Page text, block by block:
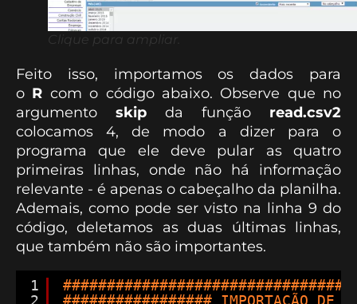
Clique para ampliar.
Feito isso, importamos os dados para
o R com o código abaixo. Observe que no
argumento skip da função read.csv2
colocamos 4, de modo a dizer para o
programa que ele deve pular as quatro
primeiras linhas, onde não há informação
relevante - é apenas o cabeçalho da planilha.
Ademais, como pode ser visto na linha 9 do
código, deletamos as duas últimas linhas,
que também não são importantes.
1
2
################# IMPORTAÇÃO DE